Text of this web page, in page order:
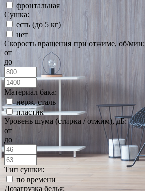
фронтальная
Сушка:
есть (до 5 кг)
нет
Скорость вращения при отжиме, об/мин:
от
до
Материал бака:
нерж. сталь
пластик
Уровень шума (стирка / отжим), дБ:
от
до
Тип сушки:
по времени
Дозагрузка белья: